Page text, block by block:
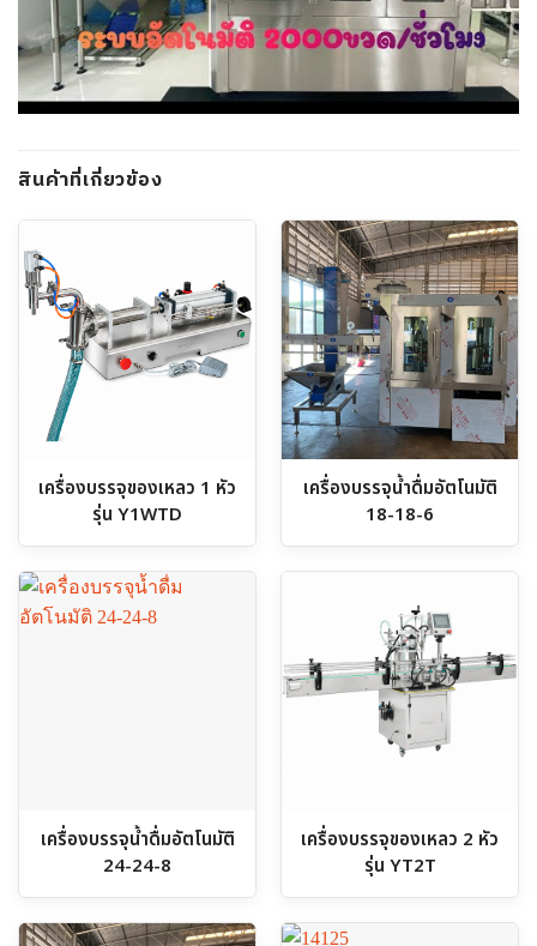
สินค้าที่เกี่ยวข้อง
เครื่องบรรจุของเหลว 1 หัว
รุ่น Y1WTD
เครื่องบรรจุน้ำดื่มอัตโนมัติ
18-18-6
เครื่องบรรจุน้ำดื่มอัตโนมัติ
24-24-8
เครื่องบรรจุของเหลว 2 หัว
รุ่น YT2T